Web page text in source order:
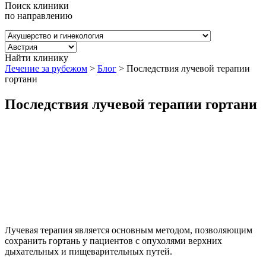
Поиск клиники
по направлению
Найти клинику
Лечение за рубежом > Блог > Последствия лучевой терапии
гортани
Последствия лучевой терапии гортани
Лучевая терапия является основным методом, позволяющим
сохранить гортань у пациентов с опухолями верхних
дыхательных и пищеварительных путей.